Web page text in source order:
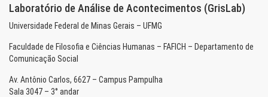
Laboratório de Análise de Acontecimentos (GrisLab)
Universidade Federal de Minas Gerais – UFMG
Faculdade de Filosofia e Ciências Humanas – FAFICH – Departamento de
Comunicação Social
Av. Antônio Carlos, 6627 – Campus Pampulha
Sala 3047 – 3° andar